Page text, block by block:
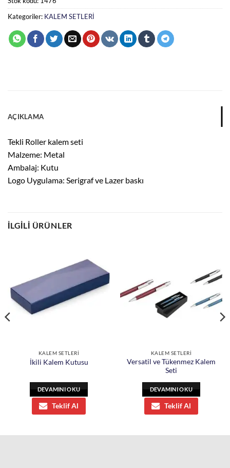
Kategoriler: KALEM SETLERİ
AÇIKLAMA
Tekli Roller kalem seti
Malzeme: Metal
Ambalaj: Kutu
Logo Uygulama: Serigraf ve Lazer baskı
İLGILI ÜRÜNLER
KALEM SETLERİ
İkili Kalem Kutusu
DEVAMINI OKU
Teklif Al
KALEM SETLERİ
Versatil ve Tükenmez Kalem
Seti
DEVAMINI OKU
Teklif Al